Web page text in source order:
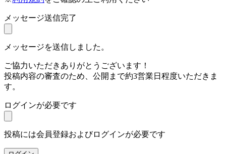
メッセージ送信完了
メッセージを送信しました。
ご協力いただきありがとうございます！
投稿内容の審査のため、公開まで約3営業日程度いただきま
す。
ログインが必要です
投稿には会員登録およびログインが必要です